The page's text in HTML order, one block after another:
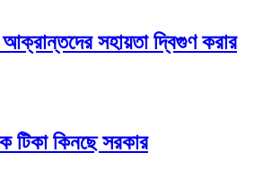
আক্রান্তদের সহায়তা দ্বিগুণ করার
টিকা কিনছে সরকার